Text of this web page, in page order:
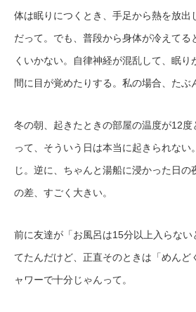
体は眠りにつくとき、手足から熱を放出
だって。でも、普段から身体が冷えてる
くいかない。自律神経が混乱して、眠
間に目が覚めたりする。私の場合、たぶ
冬の朝、起きたときの部屋の温度が12
って、そういう日は本当に起きられない
じ。逆に、ちゃんと湯船に浸かった日の
の差、すごく大きい。
前に友達が「お風呂は15分以上入らない
てたんだけど、正直そのときは「めんど
ャワーで十分じゃんって。